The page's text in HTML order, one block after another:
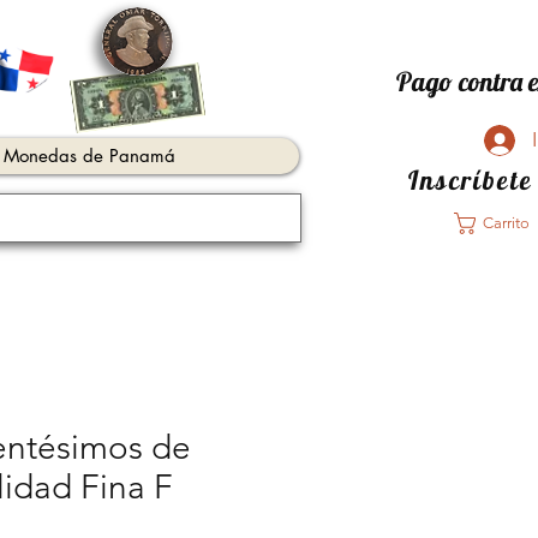
Monedas de Panamá
Pago contra
Carrito
de
Fina F